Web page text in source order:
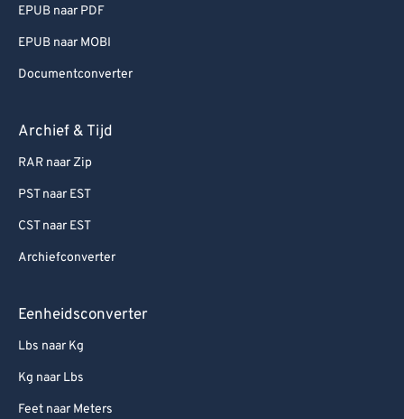
EPUB naar PDF
EPUB naar MOBI
Documentconverter
Archief & Tijd
RAR naar Zip
PST naar EST
CST naar EST
Archiefconverter
Eenheidsconverter
Lbs naar Kg
Kg naar Lbs
Feet naar Meters